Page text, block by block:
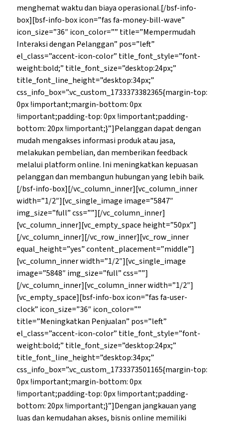
menghemat waktu dan biaya operasional.[/bsf-info-
box][bsf-info-box icon=”fas fa-money-bill-wave”
icon_size=”36″ icon_color=”” title=”Mempermudah
Interaksi dengan Pelanggan” pos=”left”
el_class=”accent-icon-color” title_font_style=”font-
weight:bold;” title_font_size=”desktop:24px;”
title_font_line_height=”desktop:34px;”
css_info_box=”.vc_custom_1733373382365{margin-top:
0px !important;margin-bottom: 0px
!important;padding-top: 0px !important;padding-
bottom: 20px !important;}”]Pelanggan dapat dengan
mudah mengakses informasi produk atau jasa,
melakukan pembelian, dan memberikan feedback
melalui platform online. Ini meningkatkan kepuasan
pelanggan dan membangun hubungan yang lebih baik.
[/bsf-info-box][/vc_column_inner][vc_column_inner
width=”1/2″][vc_single_image image=”5847″
img_size=”full” css=””][/vc_column_inner]
[vc_column_inner][vc_empty_space height=”50px”]
[/vc_column_inner][/vc_row_inner][vc_row_inner
equal_height=”yes” content_placement=”middle”]
[vc_column_inner width=”1/2″][vc_single_image
image=”5848″ img_size=”full” css=””]
[/vc_column_inner][vc_column_inner width=”1/2″]
[vc_empty_space][bsf-info-box icon=”fas fa-user-
clock” icon_size=”36″ icon_color=””
title=”Meningkatkan Penjualan” pos=”left”
el_class=”accent-icon-color” title_font_style=”font-
weight:bold;” title_font_size=”desktop:24px;”
title_font_line_height=”desktop:34px;”
css_info_box=”.vc_custom_1733373501165{margin-top:
0px !important;margin-bottom: 0px
!important;padding-top: 0px !important;padding-
bottom: 20px !important;}”]Dengan jangkauan yang
luas dan kemudahan akses, bisnis online memiliki